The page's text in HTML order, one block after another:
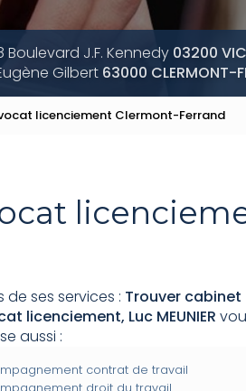
Boulevard J.F. Kennedy 03200
Gilbert 63000 CLERMONT-
licenciement Clermont-Ferrand
de ses services : Trouver cabinet
licenciement, Luc MEUNIER
aussi :
contrat de travail
droit du travail